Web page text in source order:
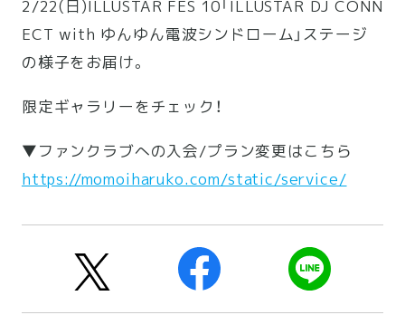
2/22(日)ILLUSTAR FES 10「ILLUSTAR DJ CONN
ECT with ゆんゆん電波シンドローム」ステージ
の様子をお届け。
限定ギャラリーをチェック！
▼ファンクラブへの入会/プラン変更はこちら
https://momoiharuko.com/static/service/